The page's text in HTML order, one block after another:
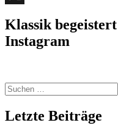
Klassik
Instagram
Suchen
nach:
Letzte Beiträge